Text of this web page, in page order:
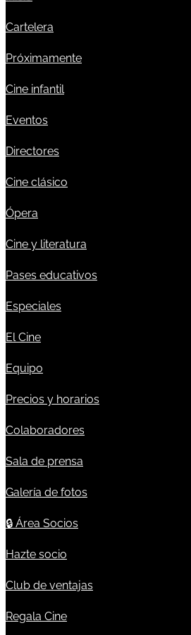
Cartelera
Próximamente
Cine infantil
Eventos
Directores
Cine clásico
Ópera
Cine y literatura
Pases educativos
Especiales
El Cine
Equipo
Precios y horarios
Colaboradores
Sala de prensa
Galería de fotos
🔒 Área Socios
Hazte socio
Club de ventajas
Regala Cine